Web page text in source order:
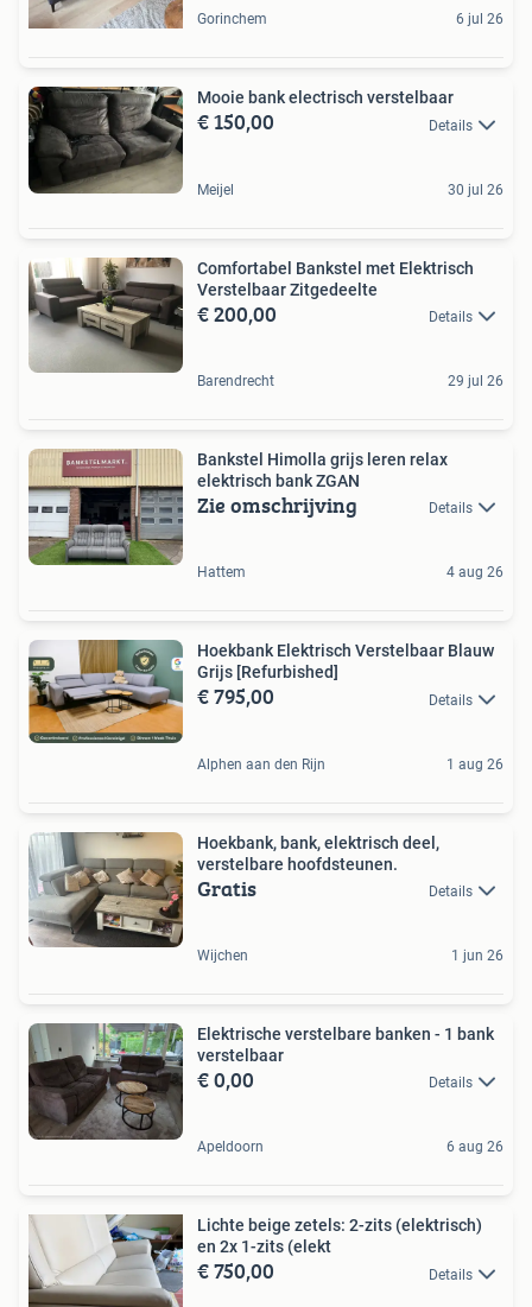
Gorinchem 6 jul 26
Mooie bank electrisch verstelbaar
€ 150,00 Details
Meijel 30 jul 26
Comfortabel Bankstel met Elektrisch
Verstelbaar Zitgedeelte
€ 200,00 Details
Barendrecht 29 jul 26
Bankstel Himolla grijs leren relax
elektrisch bank ZGAN
Zie omschrijving Details
Hattem 4 aug 26
Hoekbank Elektrisch Verstelbaar Blauw
Grijs [Refurbished]
€ 795,00 Details
Alphen aan den Rijn 1 aug 26
Hoekbank, bank, elektrisch deel,
verstelbare hoofdsteunen.
Gratis Details
Wijchen 1 jun 26
Elektrische verstelbare banken - 1 bank
verstelbaar
€ 0,00 Details
Apeldoorn 6 aug 26
Lichte beige zetels: 2-zits (elektrisch)
en 2x 1-zits (elekt
€ 750,00 Details